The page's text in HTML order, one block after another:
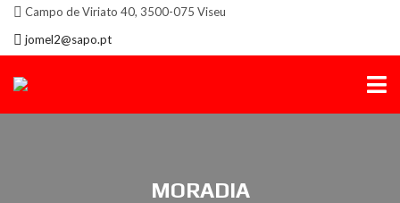
Campo de Viriato 40, 3500-075 Viseu
jomel2@sapo.pt
MORADIA